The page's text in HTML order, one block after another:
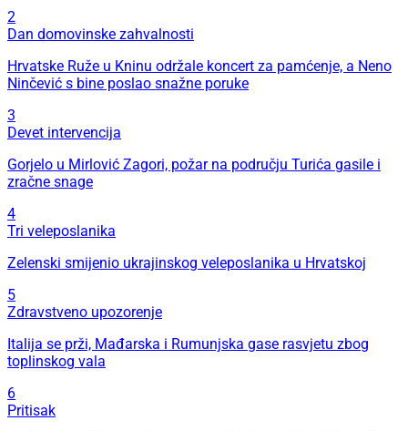
2
Dan domovinske zahvalnosti
Hrvatske Ruže u Kninu održale koncert za pamćenje, a Neno
Ninčević s bine poslao snažne poruke
3
Devet intervencija
Gorjelo u Mirlović Zagori, požar na području Turića gasile i
zračne snage
4
Tri veleposlanika
Zelenski smijenio ukrajinskog veleposlanika u Hrvatskoj
5
Zdravstveno upozorenje
Italija se prži, Mađarska i Rumunjska gase rasvjetu zbog
toplinskog vala
6
Pritisak